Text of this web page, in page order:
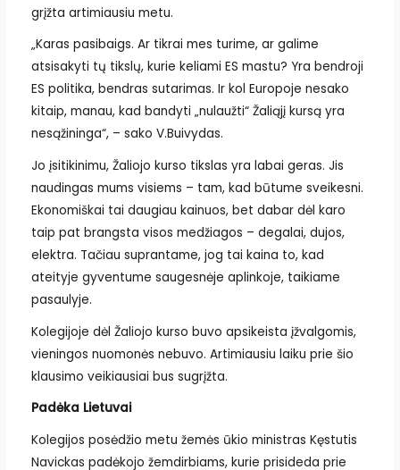
grįžta artimiausiu metu.
„Karas pasibaigs. Ar tikrai mes turime, ar galime
atsisakyti tų tikslų, kurie keliami ES mastu? Yra bendroji
ES politika, bendras sutarimas. Ir kol Europoje nesako
kitaip, manau, kad bandyti „nulaužti“ Žaliąjį kursą yra
nesąžininga“, – sako V.Buivydas.
Jo įsitikinimu, Žaliojo kurso tikslas yra labai geras. Jis
naudingas mums visiems – tam, kad būtume sveikesni.
Ekonomiškai tai daugiau kainuos, bet dabar dėl karo
taip pat brangsta visos medžiagos – degalai, dujos,
elektra. Tačiau suprantame, jog tai kaina to, kad
ateityje gyventume saugesnėje aplinkoje, taikiame
pasaulyje.
Kolegijoje dėl Žaliojo kurso buvo apsikeista įžvalgomis,
vieningos nuomonės nebuvo. Artimiausiu laiku prie šio
klausimo veikiausiai bus sugrįžta.
Padėka Lietuvai
Kolegijos posėdžio metu žemės ūkio ministras Kęstutis
Navickas padėkojo žemdirbiams, kurie prisideda prie